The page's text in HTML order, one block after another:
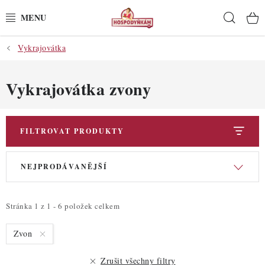
na
POTŘEBY
POMŮCKY
PRO OSLAVY
DO KUCHYNĚ
POCHUTINY
Vykrajovátka
Vykrajovátka zvony
FILTROVAT PRODUKTY
V
i
s
p
Stránka 1 z 1 - 6 položek celkem
Ř
e
n
í
NEJPRODÁVANĚJŠÍ
Zvon
Zrušit všechny filtry